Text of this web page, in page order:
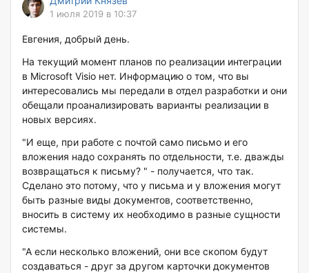
1 июля 2019 в 10:37
Евгения, добрый день.
На текущий момент планов по реализации интеграции
в Microsoft Visio нет. Информацию о том, что вы
интересовались мы передали в отдел разработки и они
обещали проанализировать варианты реализации в
новых версиях.
"И еще, при работе с почтой само письмо и его
вложения надо сохранять по отдельности, т.е. дважды
возвращаться к письму? " - получается, что так.
Сделано это потому, что у письма и у вложения могут
быть разные виды документов, соответственно,
вносить в систему их необходимо в разные сущности
системы.
"А если несколько вложений, они все скопом будут
создаваться - друг за другом карточки документов